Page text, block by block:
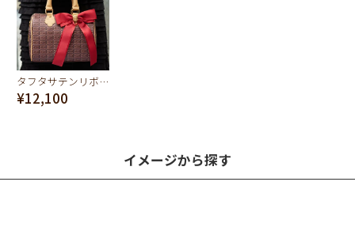
タフタサテンリボン イチゴ ブローチ(レッド）
¥12,100
イメージから探す